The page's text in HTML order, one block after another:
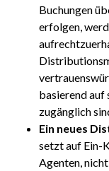
Buchungen
erfolgen,
basierend
zugänglich
Ein neues
setzt auf Ein-
Agenten,